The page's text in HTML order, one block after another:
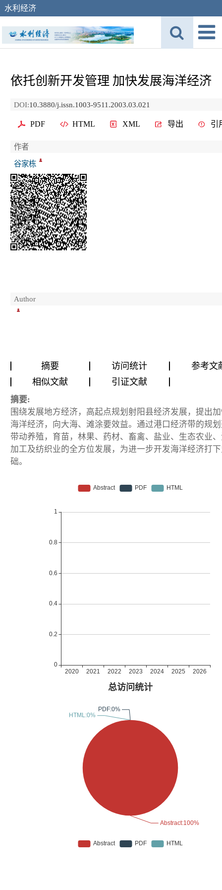
水利经济
依托创新开发管理 加快发展海洋经济
DOI:10.3880/j.issn.1003-9511.2003.03.021
PDF HTML XML 导出 引
作者
谷家栋
Author
摘要 访问统计
参考文
相似文献
引证文献
摘要:
围绕发展地方经济，高起点规划射阳县经济发展，提出
海洋经济，向大海、滩涂要效益。通过港口经济带的规
带动养殖，育苗，林果、药材、畜禽、盐业、生态农业
加工及纺织业的全方位发展，为进一步开发海洋经济打
础。